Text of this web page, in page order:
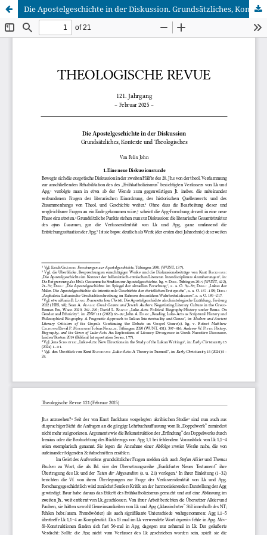
Die Apostelgeschichte in der Diskussion. Grundsätzliches, Kontexte und Theologisches